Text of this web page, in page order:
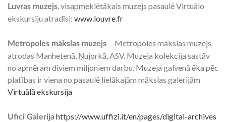
Luvras muzejs, visapmeklētākais muzejs pasaulē Virtuālo
ekskursiju atradīsi: www.louvre.fr
Metropoles mākslas muzejs Metropoles mākslas muzejs
atrodas Manhetenā, Ņujorkā, ASV. Muzeja kolekcija sastāv
no apmēram diviem miljoniem darbu. Muzeja galvenā ēka pēc
platības ir viena no pasaulē lielākajām mākslas galerijām
Virtuālā ekskursija
Ufici Galerijahttps://www.uffizi.it/en/pages/digital-archives